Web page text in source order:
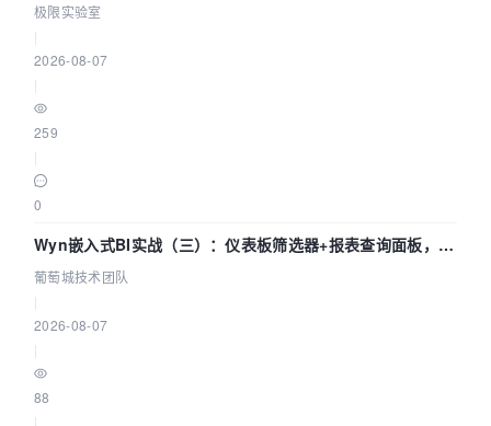
极限实验室
2026-08-07
259
0
Wyn嵌入式BI实战（三）：仪表板筛选器+报表查询面板，参
数联动全闭环
葡萄城技术团队
2026-08-07
88